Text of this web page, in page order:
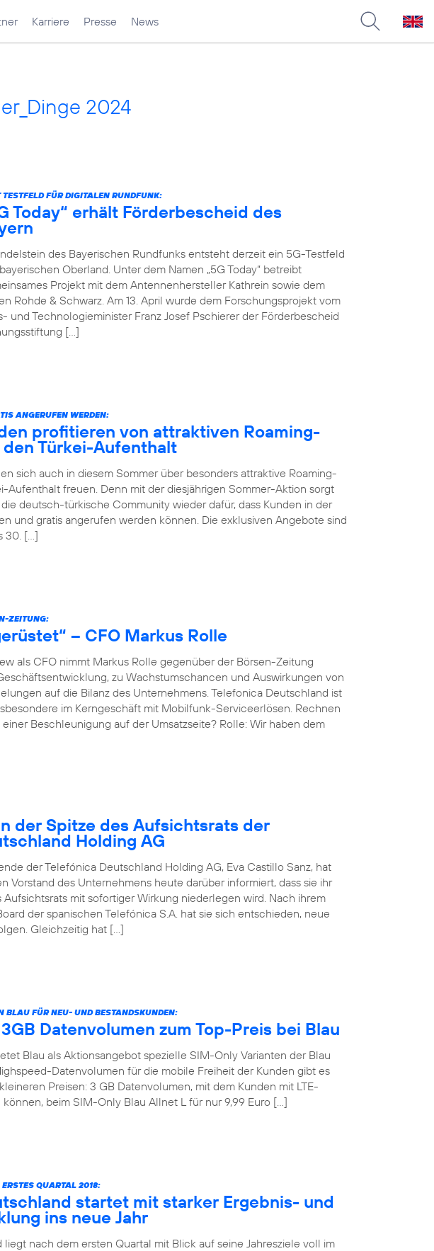
Karriere Presse News
2024
FÜR DIGITALEN RUNDFUNK:
Today“ erhält Förderbescheid des
des Bayerischen Rundfunks entsteht derzeit ein 5G-Testfeld
Oberland. Unter dem Namen „5G Today“ betreibt
Projekt mit dem Antennenhersteller Kathrein sowie dem
Rohde & Schwarz. Am 13. April wurde dem Forschungsprojekt vom
und Technologieminister Franz Josef Pschierer der Förderbescheid
[…]
ANGERUFEN WERDEN:
profitieren von attraktiven Roaming-
Türkei-Aufenthalt
sich auch in diesem Sommer über besonders attraktive Roaming-
Aufenthalt freuen. Denn mit der diesjährigen Sommer-Aktion sorgt
deutsch-türkische Community wieder dafür, dass Kunden in der
und gratis angerufen werden können. Die exklusiven Angebote sind
30. […]
ZEITUNG:
– CFO Markus Rolle
als CFO nimmt Markus Rolle gegenüber der Börsen-Zeitung
zu Wachstumschancen und Auswirkungen von
auf die Bilanz des Unternehmens. Telefonica Deutschland ist
im Kerngeschäft mit Mobilfunk-Serviceerlösen. Rechnen
Beschleunigung auf der Umsatzseite? Rolle: Wir haben dem
der Spitze des Aufsichtsrats der
Holding AG
der Telefónica Deutschland Holding AG, Eva Castillo Sanz, hat
Vorstand des Unternehmens heute darüber informiert, dass sie ihr
Aufsichtsrats mit sofortiger Wirkung niederlegen wird. Nach ihrem
der spanischen Telefónica S.A. hat sie sich entschieden, neue
Gleichzeitig hat […]
BLAU FÜR NEU- UND BESTANDSKUNDEN:
Datenvolumen zum Top-Preis bei Blau
Blau als Aktionsangebot spezielle SIM-Only Varianten der Blau
Datenvolumen für die mobile Freiheit der Kunden gibt es
Preisen: 3 GB Datenvolumen, mit dem Kunden mit LTE-
beim SIM-Only Blau Allnet L für nur 9,99 Euro […]
QUARTAL 2018:
startet mit starker Ergebnis- und
ins neue Jahr
nach dem ersten Quartal mit Blick auf seine Jahresziele voll im